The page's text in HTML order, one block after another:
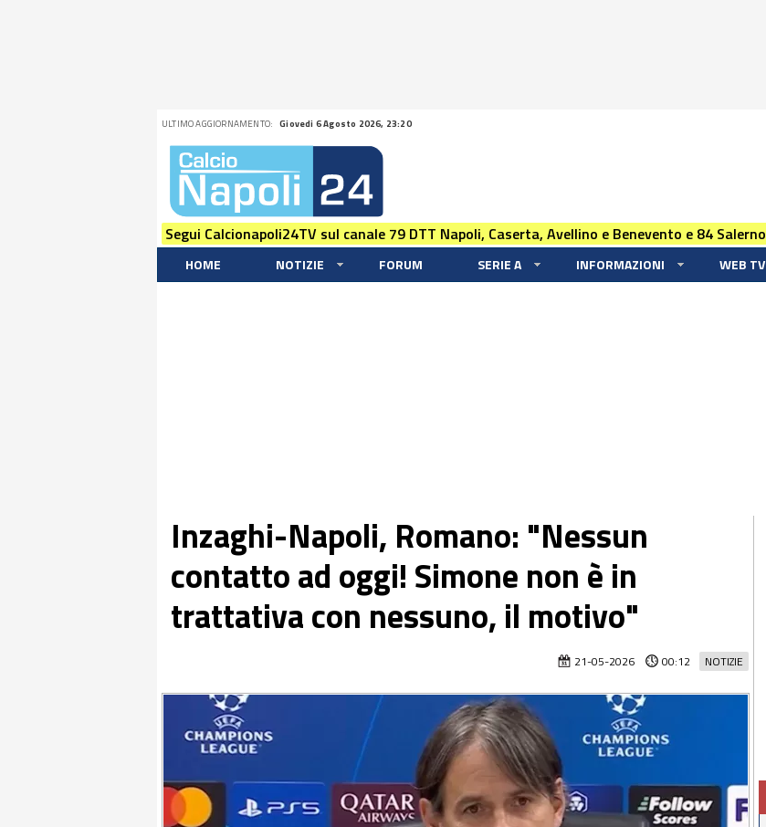
ULTIMO AGGIORNAMENTO: Giovedi 6 Agosto 2026, 23:20
Segui Calcionapoli24TV sul canale 79 DTT Napoli, Caserta, Avellino e Benevento e 84 Salerno
HOME NOTIZIE FORUM SERIE A INFORMAZIONI WEB TV
Inzaghi-Napoli, Romano: "Nessun
contatto ad oggi! Simone non è in
trattativa con nessuno, il motivo"
NOTIZIE
21-05-2026 00:12